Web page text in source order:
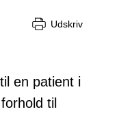
Udskriv
en patient i
til